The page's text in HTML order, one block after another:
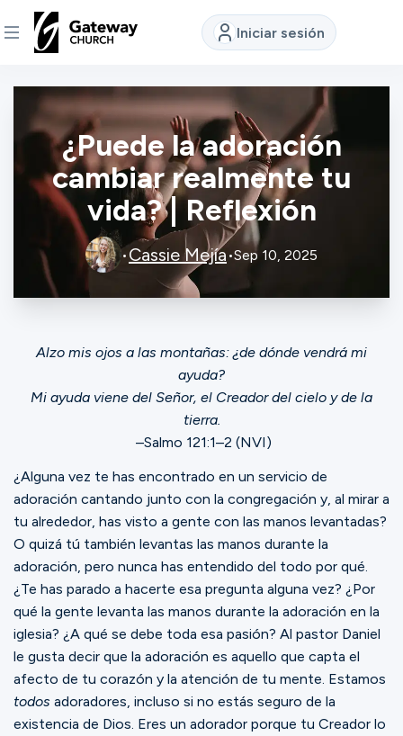
Iniciar sesión
DESCUBRE
Quiénes
somos
Conectar
Ministerios
Grupos
Dar
Buscar
Español
¿Puede la adoración
cambiar realmente tu
vida? | Reflexión
• Cassie Mejía •Sep 10, 2025
Alzo mis ojos a las montañas: ¿de dónde vendrá mi
ayuda?
Mi ayuda viene del Señor, el Creador del cielo y de la
tierra.
–Salmo 121:1–2 (NVI)
¿Alguna vez te has encontrado en un servicio de
adoración cantando junto con la congregación y, al mirar a
tu alrededor, has visto a gente con las manos levantadas?
O quizá tú también levantas las manos durante la
adoración, pero nunca has entendido del todo por qué.
¿Te has parado a hacerte esa pregunta alguna vez? ¿Por
qué la gente levanta las manos durante la adoración en la
iglesia? ¿A qué se debe toda esa pasión? Al pastor Daniel
le gusta decir que la adoración es aquello que capta el
afecto de tu corazón y la atención de tu mente. Estamos
todos adoradores, incluso si no estás seguro de la
existencia de Dios. Eres un adorador porque tu Creador lo